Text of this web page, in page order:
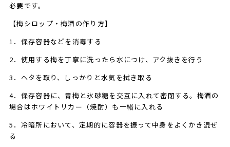
必要です。
【梅シロップ・梅酒の作り方】
1．保存容器などを消毒する
2．使用する梅を丁寧に洗ったら水につけ、アク抜きを行う
3．ヘタを取り、しっかりと水気を拭き取る
4．保存容器に、青梅と氷砂糖を交互に入れて密閉する。梅酒の
場合はホワイトリカー（焼酎）も一緒に入れる
5．冷暗所において、定期的に容器を振って中身をよくかき混ぜ
る